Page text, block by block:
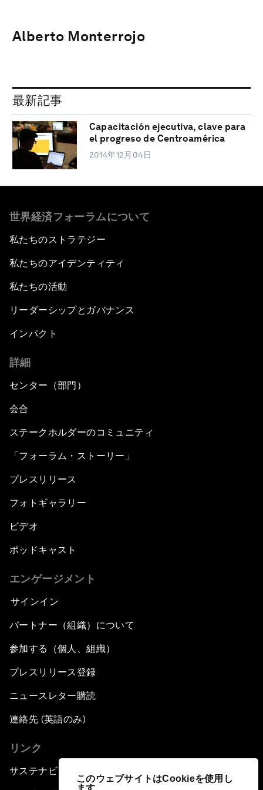
このウェブサイトはCookieを使用し
ます
Alberto Monterrojo
最新記事
Capacitación ejecutiva, clave para
el progreso de Centroamérica
2014年12月04日
世界経済フォーラムについて
私たちのストラテジー
私たちのアイデンティティ
私たちの活動
リーダーシップとガバナンス
インパクト
詳細
センター（部門）
会合
ステークホルダーのコミュニティ
「フォーラム・ストーリー」
プレスリリース
フォトギャラリー
ビデオ
ポッドキャスト
エンゲージメント
サインイン
パートナー（組織）について
参加する（個人、組織）
プレスリリース登録
ニュースレター購読
連絡先 (英語のみ)
リンク
サステナビリティへの取り組み